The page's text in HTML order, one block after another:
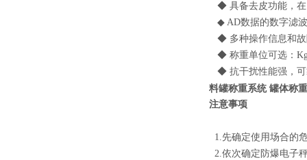
◆ 具备去皮功能，在
◆ AD数据的数字滤
◆ 多种操作信息和故
◆ 称重单位可选：
◆ 抗干扰性能强，可
料罐称重系统 罐体称
注意事项
1.先确定使用场合的
2.依次确定防爆电子